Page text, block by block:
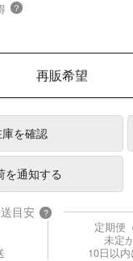
？
再販希望
を確認
を通知する
目安 ?
定期便
未定
10日以